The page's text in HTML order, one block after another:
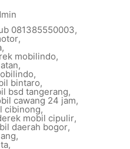
081385550003,
,
,
mobilindo,
,
,
bintaro,
bsd tangerang,
cawang 24 jam,
cibinong,
mobil cipulir,
daerah bogor,
,
,